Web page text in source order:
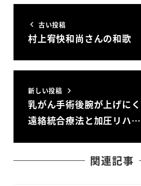
古い投稿
村上宥快和尚さんの和歌
新しい投稿
乳がん手術後腕が上げに
遠絡統合療法と加圧リハ…
関連記事